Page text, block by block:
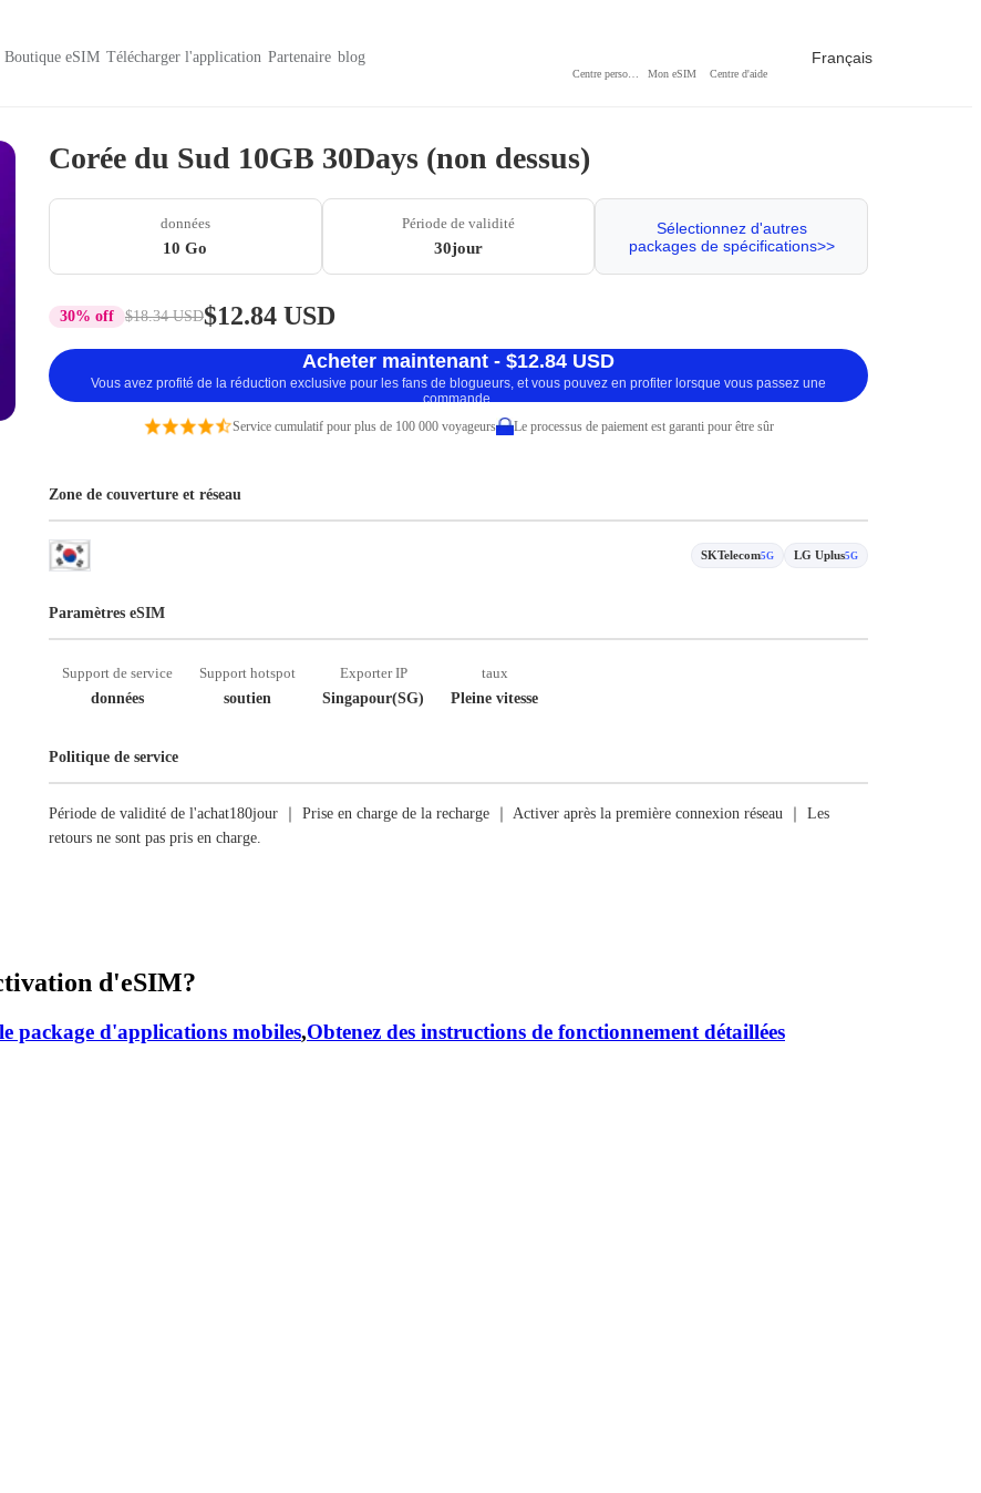
Boutique eSIM Télécharger l'application Partenaire blog
Mon eSIM Centre d'aide
Français
Corée du Sud 10GB 30Days (non dessus)
données
10 Go
Période de validité
30jour
Sélectionnez d'autres
packages de spécifications>>
30% off $18.34 USD$12.84 USD
Acheter maintenant - $12.84 USD
Vous avez profité de la réduction exclusive pour les fans de blogueurs, et vous pouvez en profiter lorsque vous passez une
commande.
Service cumulatif pour plus de 100 000 voyageurs
Le processus de paiement est garanti pour être sûr
Zone de couverture et réseau
SKTelecom5G LG Uplus5G
Paramètres eSIM
Support de service
données
Support hotspot
soutien
Exporter IP
Singapour(SG)
taux
Pleine vitesse
Politique de service
Période de validité de l'achat180jour ｜ Prise en charge de la recharge ｜ Activer après la première connexion réseau ｜ Les
retours ne sont pas pris en charge.
d'eSIM?
package d'applications mobiles,Obtenez des instructions de fonctionnement détaillées